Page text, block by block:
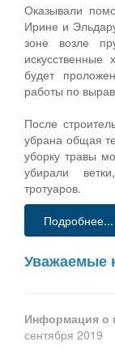
Оказывали
Ирине и
зоне возле
будет
работы по
После
убрана общая
уборку травы
убирали
тротуаров.
Подробнее...
Уважаемые
Информация о
сентября 2019